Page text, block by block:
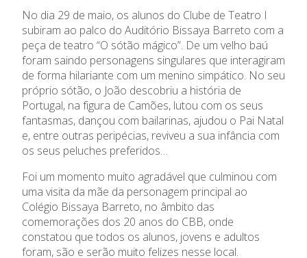
O Colégio
Colaboradores Não
Docentes
Instalações
Ofertas de emprego
Regulamentos
Jornal “O Coreto”
Privacidade
Oferta Formativa
Sala de Estudo
Atividades de Interrupção
Letiva
Academia de Línguas
Ensino Profissional
Termalismo
Curso de Técnico/a de Apoio
à Família e à Comunidade
Ofertas de Emprego
de Educação
SIGE
Secretariado de Exames
No dia 29 de maio, os alunos do Clube de Teatro I
subiram ao palco do Auditório Bissaya Barreto com a
peça de teatro “O sótão mágico”. De um velho baú
foram saindo personagens singulares que interagiram
de forma hilariante com um menino simpático. No seu
próprio sótão, o João descobriu a história de
Portugal, na figura de Camões, lutou com os seus
fantasmas, dançou com bailarinas, ajudou o Pai Natal
e, entre outras peripécias, reviveu a sua infância com
os seus peluches preferidos…
Foi um momento muito agradável que culminou com
uma visita da mãe da personagem principal ao
Colégio Bissaya Barreto, no âmbito das
comemorações dos 20 anos do CBB, onde
constatou que todos os alunos, jovens e adultos
foram, são e serão muito felizes nesse local.